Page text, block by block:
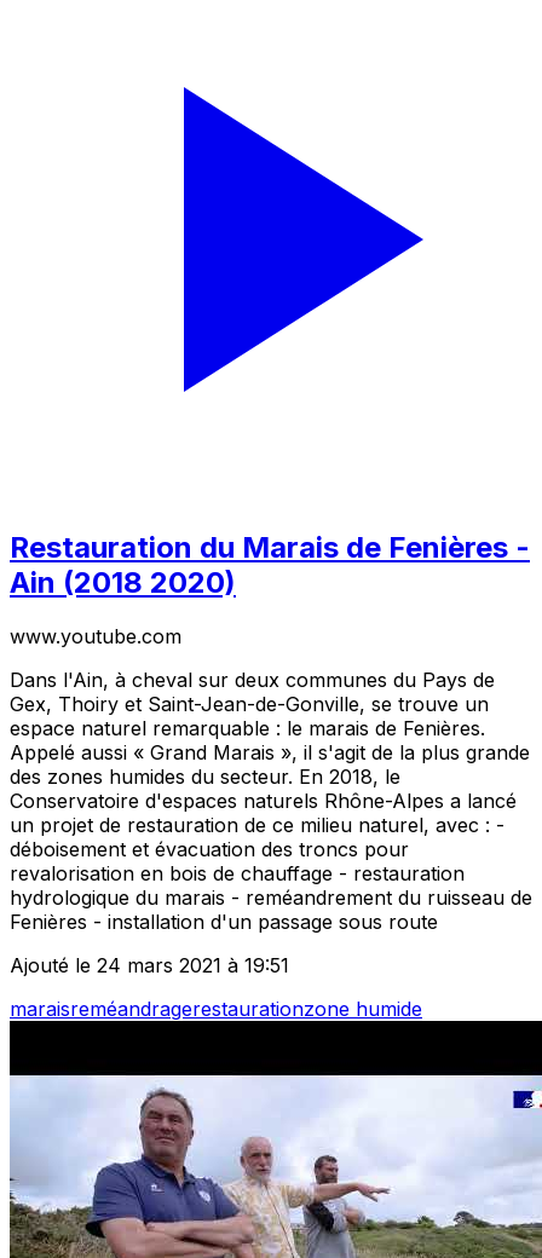
Restauration du Marais de Fenières -
Ain (2018 2020)
www.youtube.com
Dans l'Ain, à cheval sur deux communes du Pays de
Gex, Thoiry et Saint-Jean-de-Gonville, se trouve un
espace naturel remarquable : le marais de Fenières.
Appelé aussi « Grand Marais », il s'agit de la plus grande
des zones humides du secteur. En 2018, le
Conservatoire d'espaces naturels Rhône-Alpes a lancé
un projet de restauration de ce milieu naturel, avec : -
déboisement et évacuation des troncs pour
revalorisation en bois de chauffage - restauration
hydrologique du marais - reméandrement du ruisseau de
Fenières - installation d'un passage sous route
Ajouté le 24 mars 2021 à 19:51
maraisreméandragerestaurationzone humide